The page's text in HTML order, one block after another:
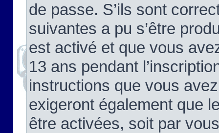
de passe. S’ils sont
suivantes a pu s’être
est activé et que vous
13 ans pendant
instructions que vous
exigeront également que
être activées, soit par